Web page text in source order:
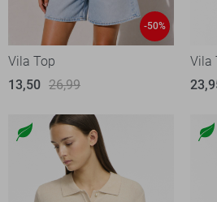
-50%
Vila Top
13,50 26,99
Vila